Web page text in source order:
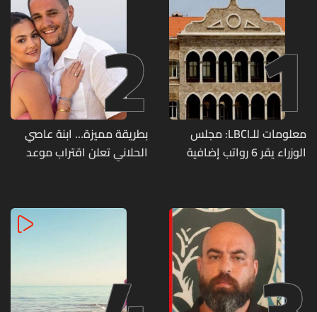
1
معلومات للـLBCI: مجلس
الوزراء يقر 6 رواتب إضافية
منذ آذار
2
بطريقة مميزة… ابنة عاصي
الحلاني تعلن اقتراب موعد